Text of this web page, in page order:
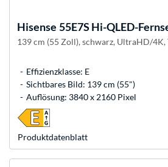
Hisense 55E7S Hi-QLED-
139 cm (55 Zoll), schwarz, UltraHD/4K,
Effizienzklasse: E
Sichtbares Bild: 139 cm (55")
Auflösung: 3840 x 2160 Pixel
Produkt­datenblatt